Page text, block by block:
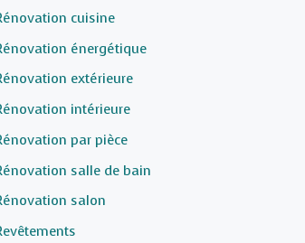
cuisine
énergétique
extérieure
intérieure
par pièce
salle de bain
salon